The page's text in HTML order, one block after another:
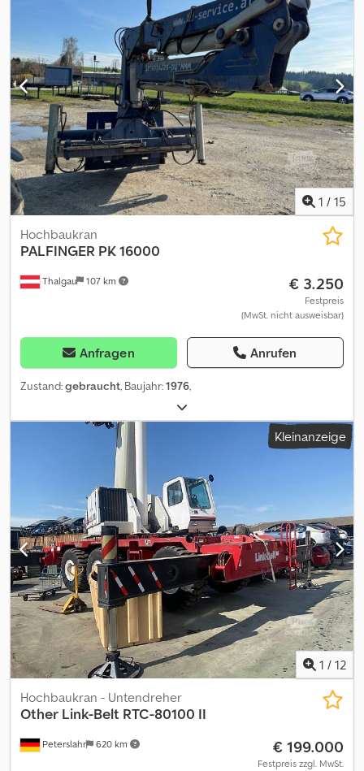
1 / 15
Thalgau 107 km
Hochbaukran
PALFINGER PK 16000
€ 3.250
Festpreis
(MwSt. nicht ausweisbar)
Anfragen Anrufen
Zustand:gebraucht, Baujahr:1976,
Kleinanzeige
1 / 12
Peterslahr 620 km
Hochbaukran - Untendreher
Other Link-Belt RTC-80100 II
€ 199.000
Festpreis zzgl. MwSt.